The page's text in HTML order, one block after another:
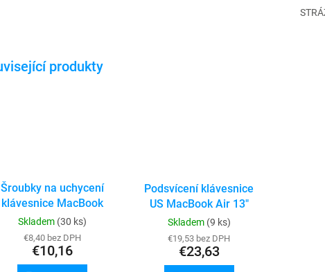
Šroubky na uchycení
klávesnice MacBook
A1286 / A1278 /
A1466 / A1369 /
A1370 / A1465 /
A1398 / A1502 /
Skladem (30 ks)
€8,40 bez DPH
€10,16
Podsvícení klávesnice
US MacBook Air 13"
A1466 / A1369
Skladem (9 ks)
€19,53 bez DPH
€23,63